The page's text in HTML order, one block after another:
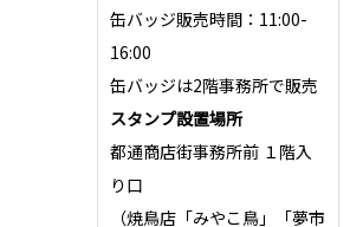
缶バッジ販売時間：11:00-
16:00
缶バッジは2階事務所で販売
スタンプ設置場所
都通商店街事務所前 １階入
り口
（焼鳥店「みやこ鳥」「夢市